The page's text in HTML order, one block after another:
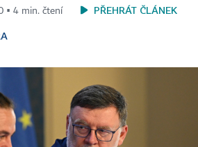
▪ 4 min. čtení
PŘEHRÁT ČLÁNEK